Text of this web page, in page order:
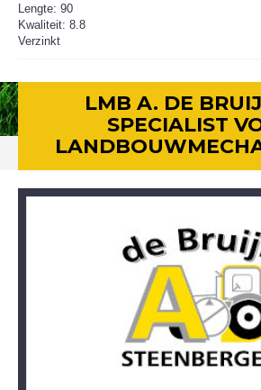
Lengte: 90
Kwaliteit: 8.8
Verzinkt
LMB A. DE
SPECIALIST